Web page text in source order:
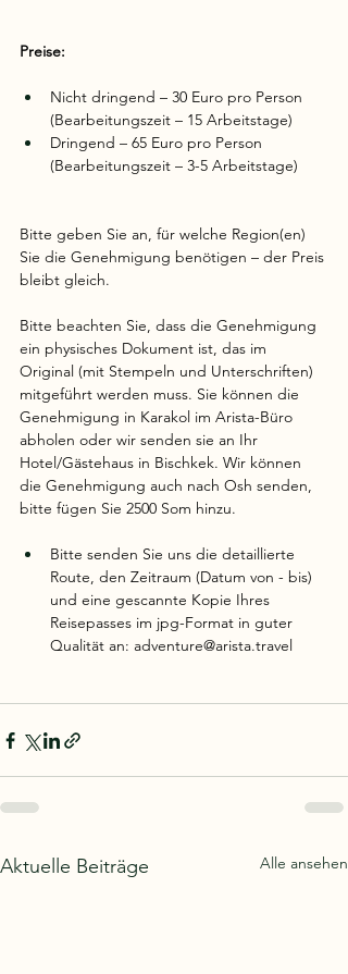
Preise:
Nicht dringend – 30 Euro pro Person
(Bearbeitungszeit – 15 Arbeitstage)
Dringend – 65 Euro pro Person
(Bearbeitungszeit – 3-5 Arbeitstage)
Bitte geben Sie an, für welche Region(en)
Sie die Genehmigung benötigen – der Preis
bleibt gleich.
Bitte beachten Sie, dass die Genehmigung
ein physisches Dokument ist, das im
Original (mit Stempeln und Unterschriften)
mitgeführt werden muss. Sie können die
Genehmigung in Karakol im Arista-Büro
abholen oder wir senden sie an Ihr
Hotel/Gästehaus in Bischkek. Wir können
die Genehmigung auch nach Osh senden,
bitte fügen Sie 2500 Som hinzu.
Bitte senden Sie uns die detaillierte
Route, den Zeitraum (Datum von - bis)
und eine gescannte Kopie Ihres
Reisepasses im jpg-Format in guter
Qualität an: adventure@arista.travel
Aktuelle Beiträge Alle ansehen